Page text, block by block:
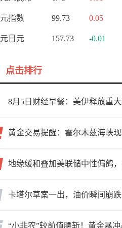
指数 99.73 0.05
日元 157.73 -0.01
点击排行
“小非农”较前值腰斩！黄金暴冲